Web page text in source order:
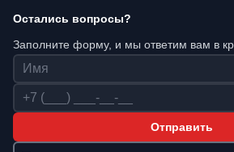
Остались вопросы?
Заполните форму, и мы ответим вам в
Имя
Телефон
Отправить